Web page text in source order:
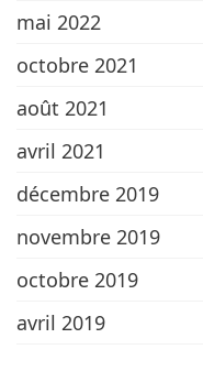
mai 2022
octobre 2021
août 2021
avril 2021
décembre 2019
novembre 2019
octobre 2019
avril 2019